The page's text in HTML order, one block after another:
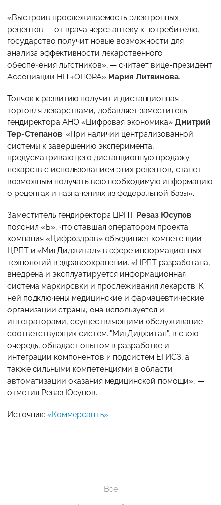
«Выстроив прослеживаемость электронных
рецептов — от врача через аптеку к потребителю,
государство получит новые возможности для
анализа эффективности лекарственного
обеспечения льготников», — считает вице-президент
Ассоциации НП «ОПОРА» Мария Литвинова.
Толчок к развитию получит и дистанционная
торговля лекарствами, добавляет заместитель
гендиректора АНО «Цифровая экономика» Дмитрий
Тер-Степанов: «При наличии централизованной
системы к завершению эксперимента,
предусматривающего дистанционную продажу
лекарств с использованием этих рецептов, станет
возможным получать всю необходимую информацию
о рецептах и назначениях из федеральной базы».
Заместитель гендиректора ЦРПТ Реваз Юсупов
пояснил «Ъ», что ставшая оператором проекта
компания «Цифроздрав» объединяет компетенции
ЦРПТ и «МигДиджитал» в сфере информационных
технологий в здравоохранении. «ЦРПТ разработана,
внедрена и эксплуатируется информационная
система маркировки и прослеживания лекарств. К
ней подключены медицинские и фармацевтические
организации страны, она используется и
интеграторами, осуществляющими обслуживание
соответствующих систем. "МигДиджитал", в свою
очередь, обладает опытом в разработке и
интеграции компонентов и подсистем ЕГИСЗ, а
также сильными компетенциями в области
автоматизации оказания медицинской помощи», —
отметил Реваз Юсупов.
Источник: «Коммерсантъ»
Все